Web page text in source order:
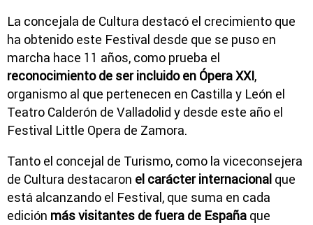
La concejala de Cultura destacó el crecimiento que
ha obtenido este Festival desde que se puso en
marcha hace 11 años, como prueba el
reconocimiento de ser incluido en Ópera XXI,
organismo al que pertenecen en Castilla y León el
Teatro Calderón de Valladolid y desde este año el
Festival Little Opera de Zamora.
Tanto el concejal de Turismo, como la viceconsejera
de Cultura destacaron el carácter internacional que
está alcanzando el Festival, que suma en cada
edición más visitantes de fuera de España que